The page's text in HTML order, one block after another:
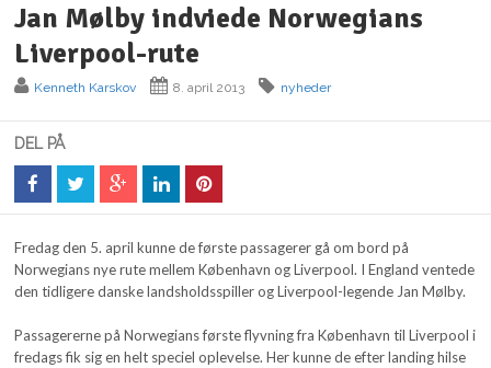
Jan Mølby indviede Norwegians
Liverpool-rute
Kenneth Karskov 8. april 2013 nyheder
DEL PÅ
Fredag den 5. april kunne de første passagerer gå om bord på
Norwegians nye rute mellem København og Liverpool. I England ventede
den tidligere danske landsholdsspiller og Liverpool-legende Jan Mølby.
Passagererne på Norwegians første flyvning fra København til Liverpool i
fredags fik sig en helt speciel oplevelse. Her kunne de efter landing hilse